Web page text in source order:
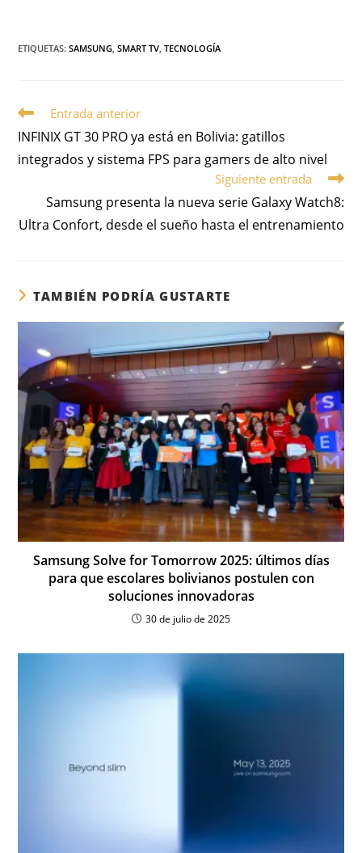
ETIQUETAS:SAMSUNG, SMART TV, TECNOLOGÍA
Entrada anterior
INFINIX GT 30 PRO ya está en Bolivia: gatillos
integrados y sistema FPS para gamers de alto nivel
Siguiente entrada
Samsung presenta la nueva serie Galaxy Watch8:
Ultra Confort, desde el sueño hasta el entrenamiento
TAMBIÉN PODRÍA GUSTARTE
Samsung Solve for Tomorrow 2025: últimos días
para que escolares bolivianos postulen con
soluciones innovadoras
30 de julio de 2025